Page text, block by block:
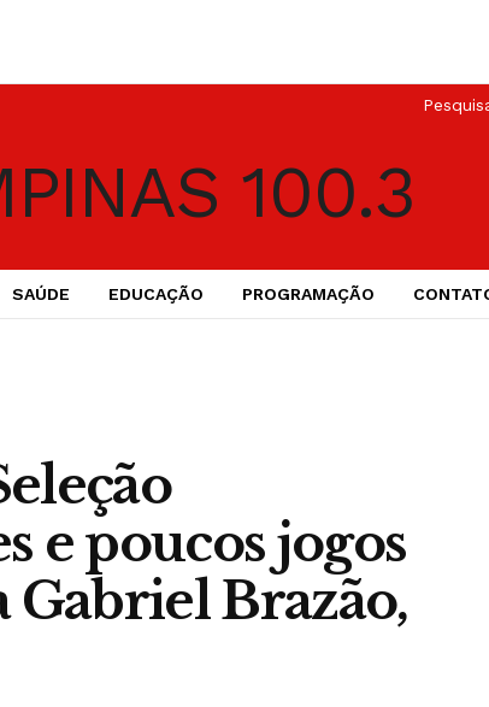
SAÚDE EDUCAÇÃO PROGRAMAÇÃO
e poucos jogos
Gabriel Brazão,